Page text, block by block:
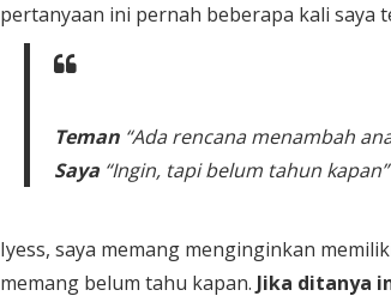
pertanyaan ini pernah beberapa kali saya
Teman “Ada rencana menambah
Saya “Ingin, tapi belum tahun kapan”
Iyess, saya memang menginginkan
memang belum tahu kapan. Jika ditanya